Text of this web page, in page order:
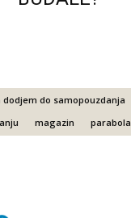
dodjem do samopouzdanja
magazin parabola